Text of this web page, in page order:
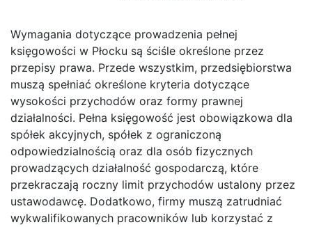
Wymagania dotyczące prowadzenia pełnej
księgowości w Płocku są ściśle określone przez
przepisy prawa. Przede wszystkim, przedsiębiorstwa
muszą spełniać określone kryteria dotyczące
wysokości przychodów oraz formy prawnej
działalności. Pełna księgowość jest obowiązkowa dla
spółek akcyjnych, spółek z ograniczoną
odpowiedzialnością oraz dla osób fizycznych
prowadzących działalność gospodarczą, które
przekraczają roczny limit przychodów ustalony przez
ustawodawcę. Dodatkowo, firmy muszą zatrudniać
wykwalifikowanych pracowników lub korzystać z